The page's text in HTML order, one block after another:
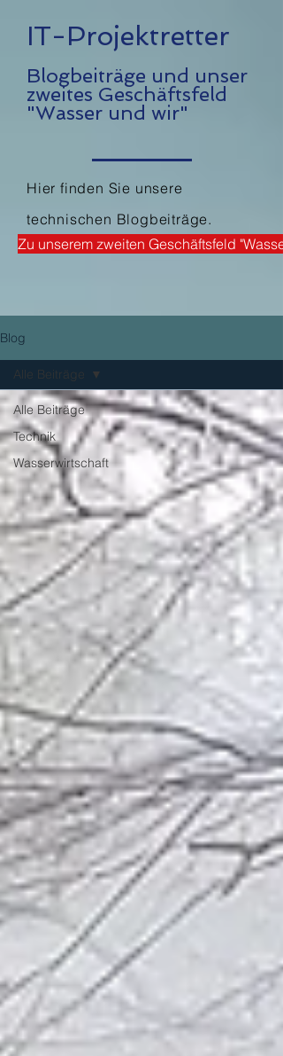
IT-Projektretter
Blogbeiträge und unser
zweites Geschäftsfeld
"Wasser und wir"
Hier finden Sie unsere
technischen Blogbeiträge.
Zu unserem zweiten Geschäftsfeld
Blog
Alle Beiträge
Technik
Wasserwirtschaft
Alle Beiträge